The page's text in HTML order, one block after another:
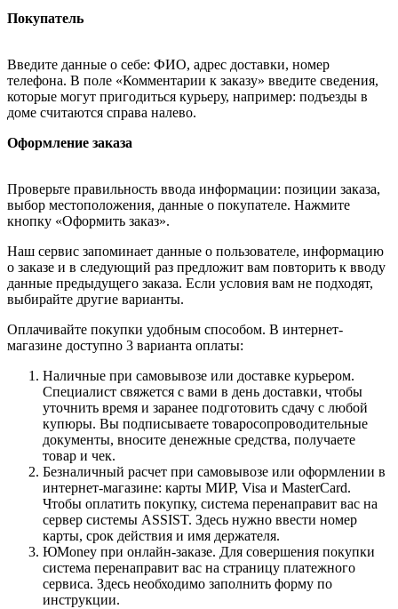
Покупатель
Введите данные о себе: ФИО, адрес доставки, номер
телефона. В поле «Комментарии к заказу» введите сведения,
которые могут пригодиться курьеру, например: подъезды в
доме считаются справа налево.
Оформление заказа
Проверьте правильность ввода информации: позиции заказа,
выбор местоположения, данные о покупателе. Нажмите
кнопку «Оформить заказ».
Наш сервис запоминает данные о пользователе, информацию
о заказе и в следующий раз предложит вам повторить к вводу
данные предыдущего заказа. Если условия вам не подходят,
выбирайте другие варианты.
Оплачивайте покупки удобным способом. В интернет-
магазине доступно 3 варианта оплаты:
Наличные при самовывозе или доставке курьером.
Специалист свяжется с вами в день доставки, чтобы
уточнить время и заранее подготовить сдачу с любой
купюры. Вы подписываете товаросопроводительные
документы, вносите денежные средства, получаете
товар и чек.
Безналичный расчет при самовывозе или оформлении в
интернет-магазине: карты МИР, Visa и MasterCard.
Чтобы оплатить покупку, система перенаправит вас на
сервер системы ASSIST. Здесь нужно ввести номер
карты, срок действия и имя держателя.
ЮMoney при онлайн-заказе. Для совершения покупки
система перенаправит вас на страницу платежного
сервиса. Здесь необходимо заполнить форму по
инструкции.